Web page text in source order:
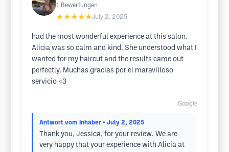
1 Bewertungen
★★★★★July 2, 2025
had the most wonderful experience at this salon.
Alicia was so calm and kind. She understood what I
wanted for my haircut and the results came out
perfectly. Muchas gracias por el maravilloso
servicio <3
Google
Antwort vom Inhaber • July 2, 2025
Thank you, Jessica, for your review. We are
very happy that your experience with Alicia at